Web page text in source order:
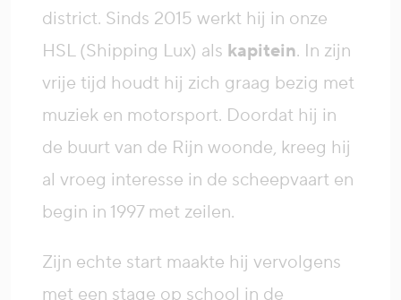
district. Sinds 2015 werkt hij in onze
HSL (Shipping Lux) als kapitein. In zijn
vrije tijd houdt hij zich graag bezig met
muziek en motorsport. Doordat hij in
de buurt van de Rijn woonde, kreeg hij
al vroeg interesse in de scheepvaart en
begin in 1997 met zeilen.
Zijn echte start maakte hij vervolgens
met een stage op school in de